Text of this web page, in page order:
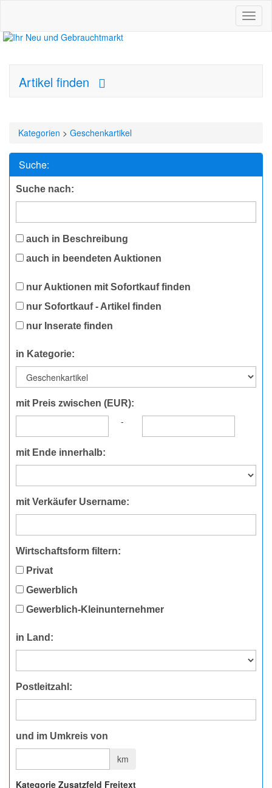
Artikel finden
Kategorien > Geschenkartikel
Suche:
Suche nach:
auch in Beschreibung
auch in beendeten Auktionen
nur Auktionen mit Sofortkauf finden
nur Sofortkauf - Artikel finden
nur Inserate finden
in Kategorie:
mit Preis zwischen (EUR):
-
mit Ende innerhalb:
mit Verkäufer Username:
Wirtschaftsform filtern:
Privat
Gewerblich
Gewerblich-Kleinunternehmer
in Land:
Postleitzahl:
und im Umkreis von
km
Kategorie Zusatzfeld Freitext